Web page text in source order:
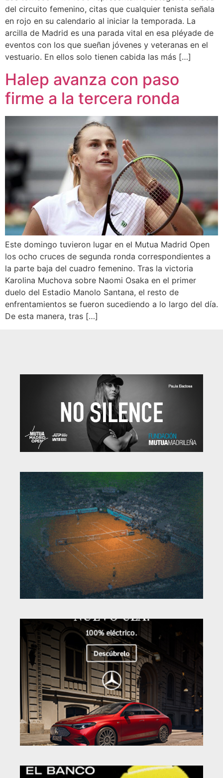
del circuito femenino, citas que cualquier tenista señala
en rojo en su calendario al iniciar la temporada. La
arcilla de Madrid es una parada vital en esa pléyade de
eventos con los que sueñan jóvenes y veteranas en el
vestuario. En ellos solo tienen cabida las más […]
Halep avanza con paso
firme a la tercera ronda
Este domingo tuvieron lugar en el Mutua Madrid Open
los ocho cruces de segunda ronda correspondientes a
la parte baja del cuadro femenino. Tras la victoria
Karolina Muchova sobre Naomi Osaka en el primer
duelo del Estadio Manolo Santana, el resto de
enfrentamientos se fueron sucediendo a lo largo del día.
De esta manera, tras […]